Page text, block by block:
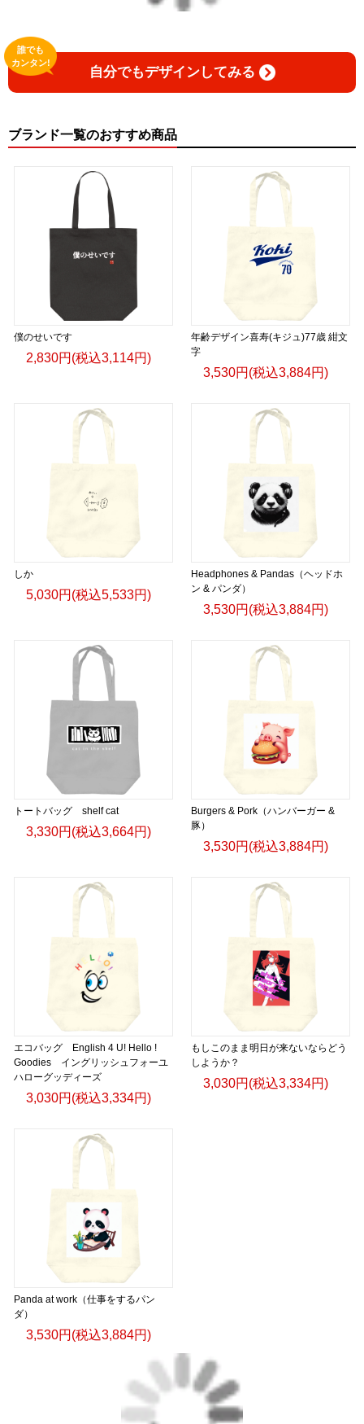
自分でもデザインしてみる
誰でも
カンタン!
ブランド一覧のおすすめ商品
僕のせいです
2,830円(税込3,114円)
年齢デザイン喜寿(キジュ)77歳 紺文
字
3,530円(税込3,884円)
しか
5,030円(税込5,533円)
Headphones & Pandas（ヘッドホ
ン & パンダ）
3,530円(税込3,884円)
トートバッグ shelf cat
3,330円(税込3,664円)
Burgers & Pork（ハンバーガー &
豚）
3,530円(税込3,884円)
エコバッグ English 4 U! Hello !
Goodies イングリッシュフォーユ
ハローグッディーズ
3,030円(税込3,334円)
もしこのまま明日が来ないならどう
しようか？
3,030円(税込3,334円)
Panda at work（仕事をするパン
ダ）
3,530円(税込3,884円)